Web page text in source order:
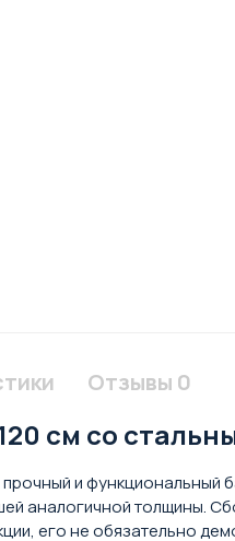
Отзывы 0
см со
и функциональный
аналогичной толщины.
его не обязательно